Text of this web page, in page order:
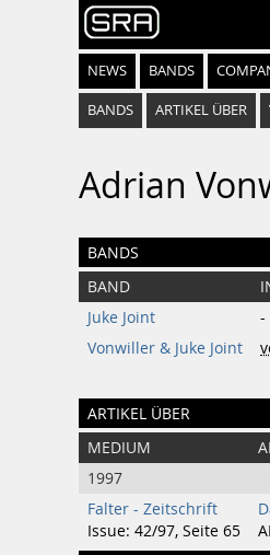
NEWS BANDS
BANDS ARTIKEL ÜBER
Adrian
BANDS
BAND
Juke Joint
-
Vonwiller & Juke Joint
ARTIKEL ÜBER
MEDIUM
1997
Falter - Zeitschrift
Issue: 42/97, Seite 65